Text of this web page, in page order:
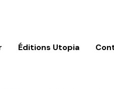
Éditions Utopia